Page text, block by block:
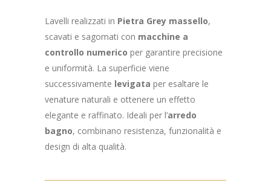
Lavelli realizzati in Pietra Grey massello,
scavati e sagomati con macchine a
controllo numerico per garantire precisione
e uniformità. La superficie viene
successivamente levigata per esaltare le
venature naturali e ottenere un effetto
elegante e raffinato. Ideali per l’arredo
bagno, combinano resistenza, funzionalità e
design di alta qualità.